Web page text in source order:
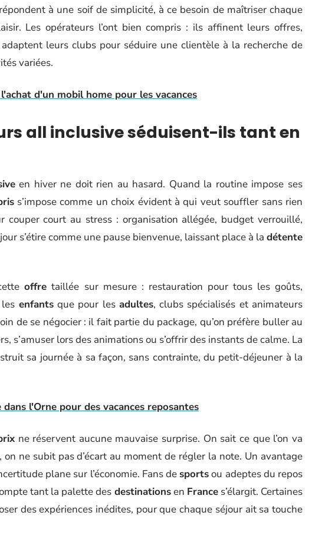
à une soif de simplicité, à ce besoin de maîtriser chaque
Les opérateurs l’ont bien compris : ils affinent leurs offres,
leurs clubs pour séduire une clientèle à la recherche de
variées.
d'un mobil home pour les vacances
all inclusive séduisent-ils tant en
en hiver ne doit rien au hasard. Quand la routine impose ses
s’impose comme un choix évident à qui veut souffler sans rien
couper court au stress : organisation allégée, budget verrouillé,
s’étire comme une pause bienvenue, laissant place à la détente
offre taillée sur mesure : restauration pour tous les goûts,
enfantsque pour les adultes, clubs spécialisés et animateurs
de se négocier : il fait partie du package, qu’on préfère buller au
s’amuser lors des animations ou s’offrir des instants de calme. La
sa journée à sa façon, sans contrainte, du petit-déjeuner à la
l'Orne pour des vacances reposantes
ne réservent aucune mauvaise surprise. On sait ce que l’on va
ne subit pas d’écart au moment de régler la note. Un avantage
plane sur l’économie. Fans de sportsou adeptes du repos
tant la palette des destinationsen Frances’élargit. Certaines
des expériences inédites, pour que chaque séjour ait sa touche